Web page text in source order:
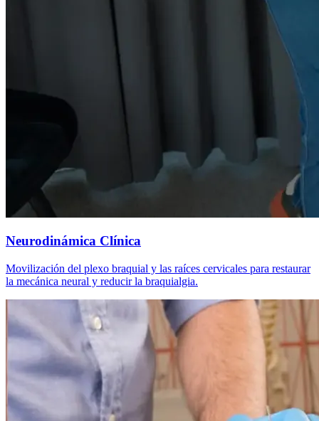
Neurodinámica Clínica
Movilización del plexo braquial y las raíces cervicales para restaurar
la mecánica neural y reducir la braquialgia.